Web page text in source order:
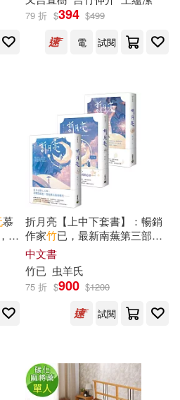
黃瀅竹(11)
Yumi Aoi(10)
(42)
書籤)
79 折 $394 $499
電
試閱
慕
找
折月亮【上中下套書】：暢銷
作家竹已，最新南蕪第三部
曲，《偷偷藏不住》、《難
哄》姊妹篇!
中文書
竹已 虫羊氏
75 折 $900 $1200
試閱